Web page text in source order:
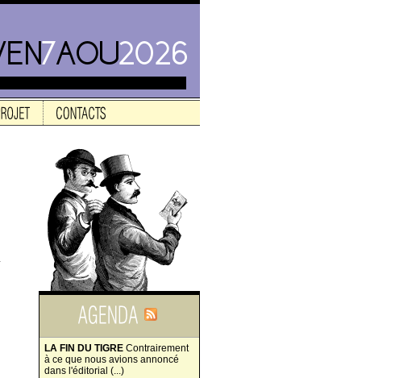
LA FIN DU TIGRE Contrairement
à ce que nous avions annoncé
dans l'éditorial (...)